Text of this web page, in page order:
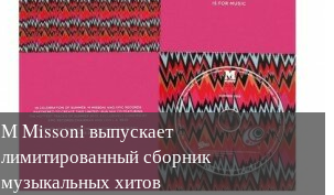
M Missoni выпускает
лимитированный сборник
музыкальных хитов